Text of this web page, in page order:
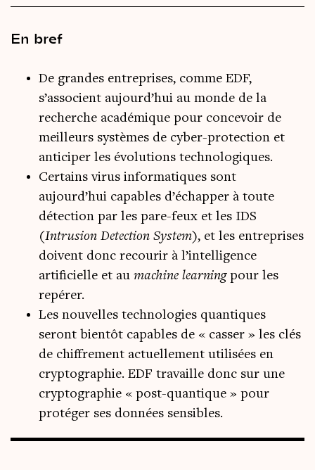
En bref
De grandes entreprises, comme EDF,
s’associent aujourd’hui au monde de la
recherche académique pour concevoir de
meilleurs systèmes de cyber-protection et
anticiper les évolutions technologiques.
Certains virus informatiques sont
aujourd’hui capables d’échapper à toute
détection par les pare-feux et les IDS
(Intrusion Detection System), et les entreprises
doivent donc recourir à l’intelligence
artificielle et au machine learningpour les
repérer.
Les nouvelles technologies quantiques
seront bientôt capables de « casser » les clés
de chiffrement actuellement utilisées en
cryptographie. EDF travaille donc sur une
cryptographie « post-quantique » pour
protéger ses données sensibles.